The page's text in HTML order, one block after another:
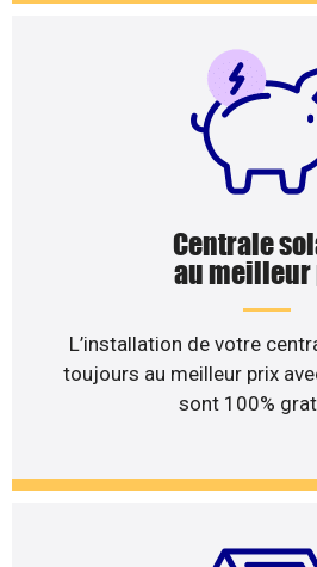
Centrale
au meilleur
L’installation de votre
toujours au meilleur prix
sont 100%